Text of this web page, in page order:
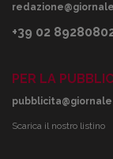
+39 02
PER LA
Scarica il nostro listino